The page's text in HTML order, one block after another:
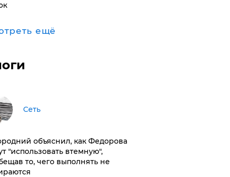
ещё
Сеть
объяснил, как Федорова
"использовать втемную",
то, чего выполнять не